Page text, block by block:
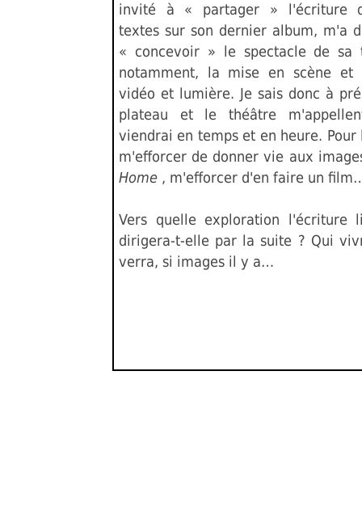
invité à « partager » l'écriture
textes sur son dernier album, m'a
« concevoir » le spectacle de sa
notamment, la mise en scène et
vidéo et lumière. Je sais donc à
plateau et le théâtre
viendrai en temps et en heure. Pour
m'efforcer de donner vie aux
Home , m'efforcer d'en faire un
Vers quelle exploration l'écriture
dirigera-t-elle par la suite ? Qui
verra, si images il y a…